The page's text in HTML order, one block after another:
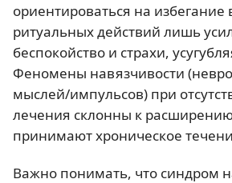
ориентироваться на
ритуальных действий лишь
беспокойство и страхи,
Феномены навязчивости
мыслей/импульсов) при
лечения склонны к расширению
принимают хроническое
Важно понимать, что синдром